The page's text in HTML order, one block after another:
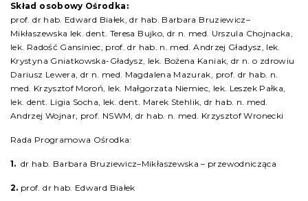
Skład osobowy Ośrodka:
prof. dr hab. Edward Białek, dr hab. Barbara Bruziewicz–
Mikłaszewska lek. dent. Teresa Bujko, dr n. med. Urszula Chojnacka,
lek. Radość Gansiniec, prof. dr hab. n. med. Andrzej Gładysz, lek.
Krystyna Gniatkowska-Gładysz, lek. Bożena Kaniak, dr n. o zdrowiu
Dariusz Lewera, dr n. med. Magdalena Mazurak, prof. dr hab. n.
med. Krzysztof Moroń, lek. Małgorzata Niemiec, lek. Leszek Pałka,
lek. dent. Ligia Socha, lek. dent. Marek Stehlik, dr hab. n. med.
Andrzej Wojnar, prof. NSWM, dr hab. n. med. Krzysztof Wronecki
Rada Programowa Ośrodka:
dr hab. Barbara Bruziewicz–Mikłaszewska – przewodnicząca
prof. dr hab. Edward Białek